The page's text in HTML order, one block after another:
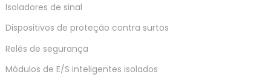
Isoladores de sinal
Dispositivos de proteção contra surtos
Relés de segurança
Módulos de E/S inteligentes isolados